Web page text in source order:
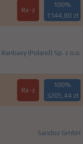
Rx-z
100%
1144,80 zł
Ranbaxy (Poland) Sp. z o.o.
Rx-z
100%
3205,44 zł
Sandoz GmbH